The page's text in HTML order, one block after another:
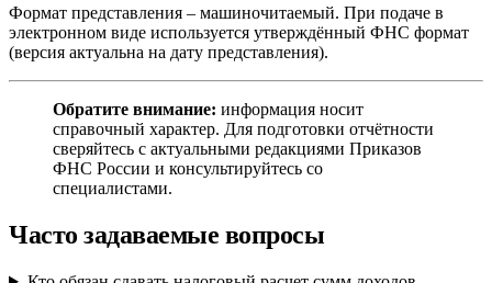
Формат представления – машиночитаемый. При подаче в
электронном виде используется утверждённый ФНС формат
(версия актуальна на дату представления).
Обратите внимание: информация носит
справочный характер. Для подготовки отчётности
сверяйтесь с актуальными редакциями Приказов
ФНС России и консультируйтесь со
специалистами.
Часто задаваемые вопросы